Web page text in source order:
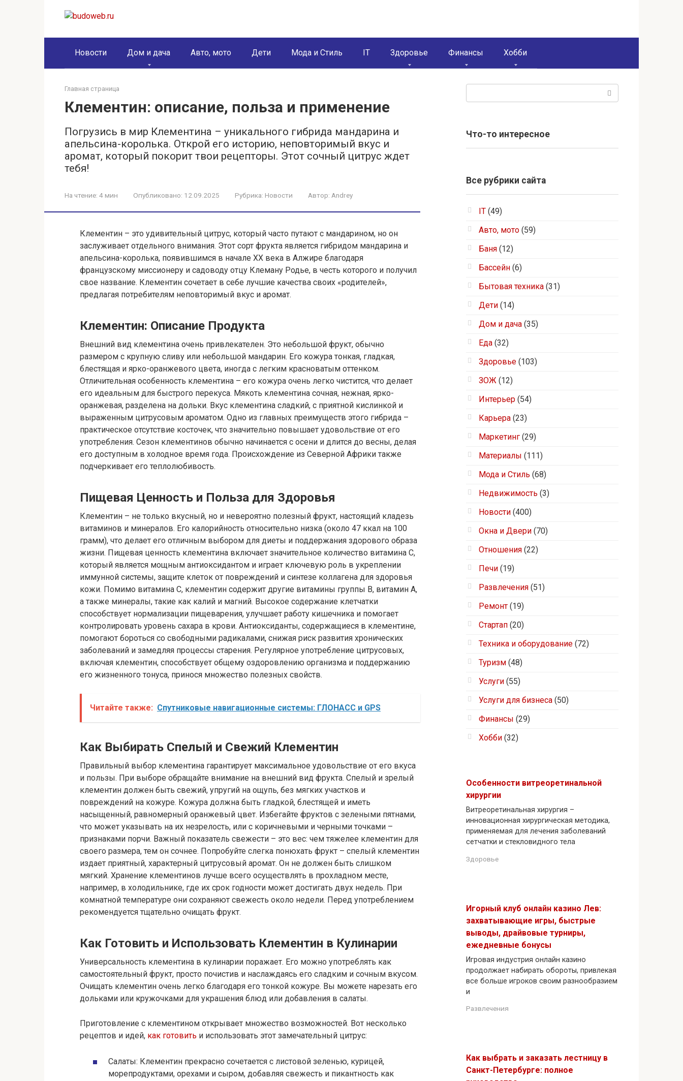
Новости Дом и дача Авто, мото Дети Мода и Стиль IT Здоровье Финансы Хобби
Главная страница
Клементин: описание, польза и применение
Погрузись в мир Клементина – уникального гибрида мандарина и
апельсина-королька. Открой его историю, неповторимый вкус и
аромат, который покорит твои рецепторы. Этот сочный цитрус ждет
тебя!
На чтение: 4 мин Опубликовано: 12.09.2025 Рубрика: Новости Автор: Andrey
Клементин – это удивительный цитрус, который часто путают с мандарином, но он
заслуживает отдельного внимания. Этот сорт фрукта является гибридом мандарина и
апельсина-королька, появившимся в начале XX века в Алжире благодаря
французскому миссионеру и садоводу отцу Клеману Родье, в честь которого и получил
свое название. Клементин сочетает в себе лучшие качества своих «родителей»,
предлагая потребителям неповторимый вкус и аромат.
Клементин: Описание Продукта
Внешний вид клементина очень привлекателен. Это небольшой фрукт, обычно
размером с крупную сливу или небольшой мандарин. Его кожура тонкая, гладкая,
блестящая и ярко-оранжевого цвета, иногда с легким красноватым оттенком.
Отличительная особенность клементина – его кожура очень легко чистится, что делает
его идеальным для быстрого перекуса. Мякоть клементина сочная, нежная, ярко-
оранжевая, разделена на дольки. Вкус клементина сладкий, с приятной кислинкой и
выраженным цитрусовым ароматом. Одно из главных преимуществ этого гибрида –
практическое отсутствие косточек, что значительно повышает удовольствие от его
употребления. Сезон клементинов обычно начинается с осени и длится до весны, делая
его доступным в холодное время года. Происхождение из Северной Африки также
подчеркивает его теплолюбивость.
Пищевая Ценность и Польза для Здоровья
Клементин – не только вкусный, но и невероятно полезный фрукт, настоящий кладезь
витаминов и минералов. Его калорийность относительно низка (около 47 ккал на 100
грамм), что делает его отличным выбором для диеты и поддержания здорового образа
жизни. Пищевая ценность клементина включает значительное количество витамина С,
который является мощным антиоксидантом и играет ключевую роль в укреплении
иммунной системы, защите клеток от повреждений и синтезе коллагена для здоровья
кожи. Помимо витамина С, клементин содержит другие витамины группы B, витамин A,
а также минералы, такие как калий и магний. Высокое содержание клетчатки
способствует нормализации пищеварения, улучшает работу кишечника и помогает
контролировать уровень сахара в крови. Антиоксиданты, содержащиеся в клементине,
помогают бороться со свободными радикалами, снижая риск развития хронических
заболеваний и замедляя процессы старения. Регулярное употребление цитрусовых,
включая клементин, способствует общему оздоровлению организма и поддержанию
его жизненного тонуса, принося множество полезных свойств.
Читайте также: Спутниковые навигационные системы: ГЛОНАСС и GPS
Как Выбирать Спелый и Свежий Клементин
Правильный выбор клементина гарантирует максимальное удовольствие от его вкуса
и пользы. При выборе обращайте внимание на внешний вид фрукта. Спелый и зрелый
клементин должен быть свежий, упругий на ощупь, без мягких участков и
повреждений на кожуре. Кожура должна быть гладкой, блестящей и иметь
насыщенный, равномерный оранжевый цвет. Избегайте фруктов с зелеными пятнами,
что может указывать на их незрелость, или с коричневыми и черными точками –
признаками порчи. Важный показатель свежести – это вес: чем тяжелее клементин для
своего размера, тем он сочнее. Попробуйте слегка понюхать фрукт – спелый клементин
издает приятный, характерный цитрусовый аромат. Он не должен быть слишком
мягкий. Хранение клементинов лучше всего осуществлять в прохладном месте,
например, в холодильнике, где их срок годности может достигать двух недель. При
комнатной температуре они сохраняют свежесть около недели. Перед употреблением
рекомендуется тщательно очищать фрукт.
Как Готовить и Использовать Клементин в Кулинарии
Универсальность клементина в кулинарии поражает. Его можно употреблять как
самостоятельный фрукт, просто почистив и наслаждаясь его сладким и сочным вкусом.
Очищать клементин очень легко благодаря его тонкой кожуре. Вы можете нарезать его
дольками или кружочками для украшения блюд или добавления в салаты.
Приготовление с клементином открывает множество возможностей. Вот несколько
рецептов и идей, как готовить и использовать этот замечательный цитрус:
Салаты: Клементин прекрасно сочетается с листовой зеленью, курицей,
морепродуктами, орехами и сыром, добавляя свежесть и пикантность как
Что-то интересное
Все рубрики сайта
IT (49)
Авто, мото (59)
Баня (12)
Бассейн (6)
Бытовая техника (31)
Дети (14)
Дом и дача (35)
Еда (32)
Здоровье (103)
ЗОЖ (12)
Интерьер (54)
Карьера (23)
Маркетинг (29)
Материалы (111)
Мода и Стиль (68)
Недвижимость (3)
Новости (400)
Окна и Двери (70)
Отношения (22)
Печи (19)
Развлечения (51)
Ремонт (19)
Стартап (20)
Техника и оборудование (72)
Туризм (48)
Услуги (55)
Услуги для бизнеса (50)
Финансы (29)
Хобби (32)
Особенности витреоретинальной
хирургии
Витреоретинальная хирургия –
инновационная хирургическая методика,
применяемая для лечения заболеваний
сетчатки и стекловидного тела
Здоровье
Игорный клуб онлайн казино Лев:
захватывающие игры, быстрые
выводы, драйвовые турниры,
ежедневные бонусы
Игровая индустрия онлайн казино
продолжает набирать обороты, привлекая
все больше игроков своим разнообразием
и
Развлечения
Как выбрать и заказать лестницу в
Санкт-Петербурге: полное